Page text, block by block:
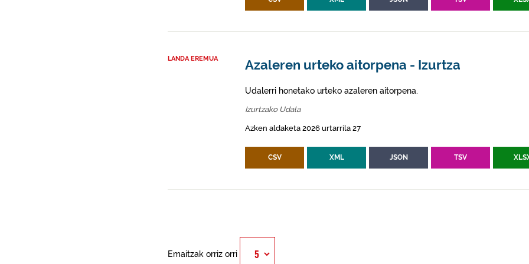
LANDA EREMUA Azaleren urteko aitorpena - Izurtza
Udalerri honetako urteko azaleren aitorpena.
Izurtzako Udala
Azken aldaketa 2026 urtarrila 27
CSV XML JSON TSV
Emaitzak orriz orri